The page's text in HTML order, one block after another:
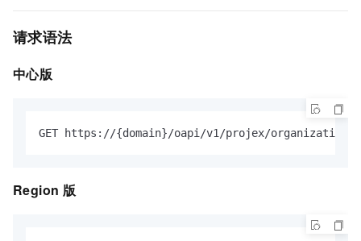
请求语法
中心版
GET https://{domain}/oapi/v1/projex/
Region 版